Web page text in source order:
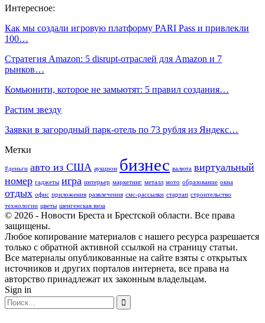
Интересное:
Как мы создали игровую платформу PARI Pass и привлекли
100…
Cтратегия Amazon: 5 disrupt-отраслей для Amazon и 7
рынков…
Комьюнити, которое не замьютят: 5 правил создания…
Растим звезду
Заявки в загородный парк-отель по 73 рубля из Яндекс…
Метки
#деньги авто из США аукцион бизнес валюта виртуальный
номер гаджеты игра интерьер маркетинг металл мото образование окна
отдых офис приложения развлечения смс-рассылки стартап строительство
технологии цветы шенгенская виза
© 2026 - Новости Бреста и Брестской области. Все права
защищены.
Любое копирование материалов с нашего ресурса разрешается
только с обратной активной ссылкой на страницу статьи.
Все материалы опубликованные на сайте взяты с открытых
источников и других порталов интернета, все права на
авторство принадлежат их законным владельцам.
Sign in